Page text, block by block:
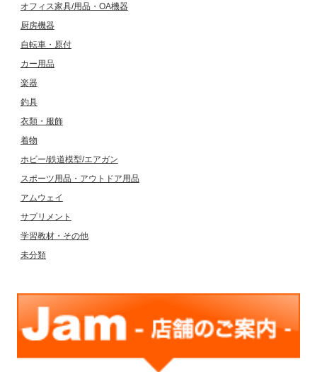
オフィス家具/用品・OA機器
厨房機器
自転車・原付
カー用品
楽器
釣具
衣類・服飾
着物
ホビー/鉄道模型/エアガン
スポーツ用品・アウトドア用品
アムウェイ
サプリメント
学習教材・その他
未分類